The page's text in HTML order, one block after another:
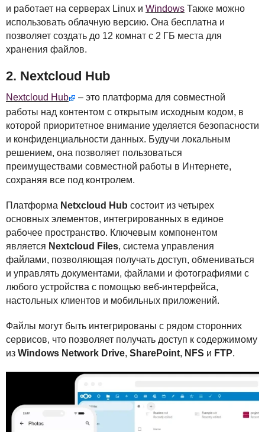
и работает на серверах Linux и Windows Также можно
использовать облачную версию. Она бесплатна и
позволяет создать до 12 комнат с 2 ГБ места для
хранения файлов.
2. Nextcloud Hub
Nextcloud Hub
– это платформа для совместной
работы над контентом с открытым исходным кодом, в
которой приоритетное внимание уделяется безопасности
и конфиденциальности данных. Будучи локальным
решением, она позволяет пользоваться
преимуществами совместной работы в Интернете,
сохраняя все под контролем.
Платформа Netxcloud Hub состоит из четырех
основных элементов, интегрированных в единое
рабочее пространство. Ключевым компонентом
является Nextcloud Files, система управления
файлами, позволяющая получать доступ, обмениваться
и управлять документами, файлами и фотографиями с
любого устройства с помощью веб-интерфейса,
настольных клиентов и мобильных приложений.
Файлы могут быть интегрированы с рядом сторонних
сервисов, что позволяет получать доступ к содержимому
из Windows Network Drive, SharePoint, NFS и FTP.